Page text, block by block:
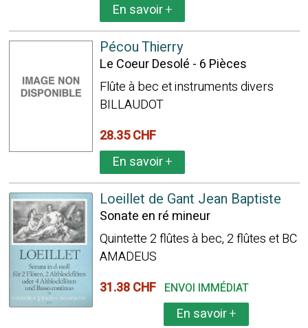
En savoir+
Pécou Thierry
Le Coeur Desolé - 6 Pièces
Flûte à bec et instruments divers
BILLAUDOT
28.35 CHF
En savoir+
Loeillet de Gant Jean Baptiste
Sonate en ré mineur
Quintette 2 flûtes à bec, 2 flûtes et BC
AMADEUS
31.38 CHF ENVOI IMMÉDIAT
En savoir+